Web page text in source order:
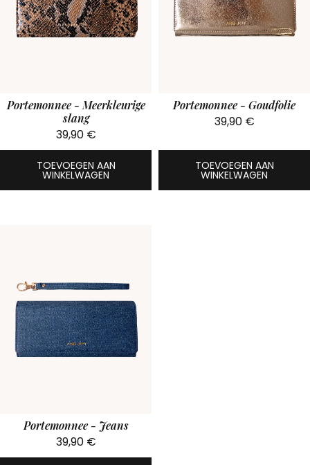
Portemonnee - Meerkleurige
slang
39,90 €
TOEVOEGEN AAN
WINKELWAGEN
Portemonnee - Goudfolie
39,90 €
TOEVOEGEN AAN
WINKELWAGEN
Portemonnee - Jeans
39,90 €